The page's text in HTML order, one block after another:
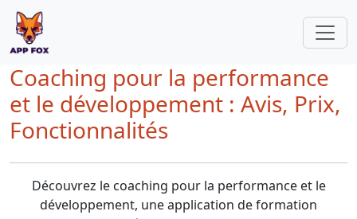
Coaching pour la performance
et le développement : Avis, Prix,
Fonctionnalités
Découvrez le coaching pour la performance et le
développement, une application de formation